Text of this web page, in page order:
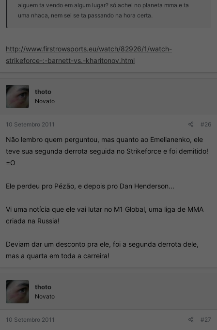
alguem ta vendo em algum lugar? só achei no planeta mma e ta
uma nhaca, nem sei se ta passando na hora certa.
http://www.firstrowsports.eu/watch/82926/1/watch-
strikeforce-:-barnett-vs.-kharitonov.html
thoto
Novato
10 Setembro 2011 #26
Não lembro quem perguntou, mas quanto ao Emelianenko, ele
teve sua segunda derrota seguida no Strikeforce e foi demitido!
=O
Ele perdeu pro Pézão, e depois pro Dan Henderson...
Vi uma notícia que ele vai lutar no M1 Global, uma liga de MMA
criada na Russia!
Deviam dar um desconto pra ele, foi a segunda derrota dele,
mas a quarta em toda a carreira!
thoto
Novato
10 Setembro 2011 #27